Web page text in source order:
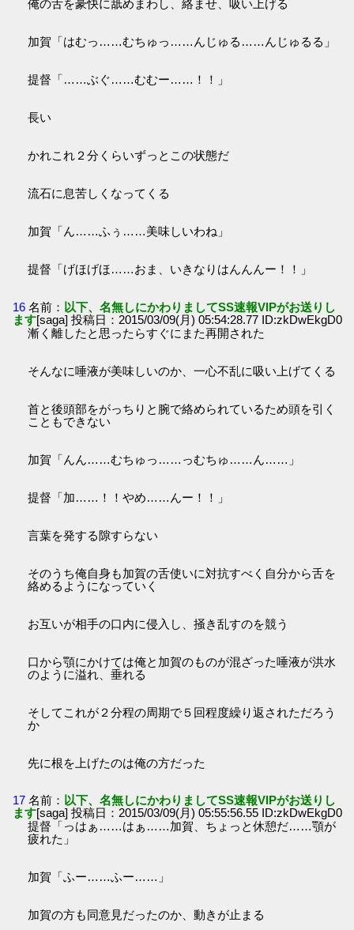
俺の舌を豪快に舐めまわし、絡ませ、吸い上げる
加賀「はむっ……むちゅっ……んじゅる……んじゅるる」
提督「……ぶぐ……むむー……！！」
長い
かれこれ２分くらいずっとこの状態だ
流石に息苦しくなってくる
加賀「ん……ふぅ……美味しいわね」
提督「げほげほ……おま、いきなりはんんんー！！」
16 名前： 以下、名無しにかわりましてSS速報VIPがお送りし
ます[saga] 投稿日：2015/03/09(月) 05:54:28.77 ID:zkDwEkgD0
漸く離したと思ったらすぐにまた再開された
そんなに唾液が美味しいのか、一心不乱に吸い上げてくる
首と後頭部をがっちりと腕で絡められているため頭を引く
こともできない
加賀「んん……むちゅっ……っむちゅ……ん……」
提督「加……！！やめ……んー！！」
言葉を発する隙すらない
そのうち俺自身も加賀の舌使いに対抗すべく自分から舌を
絡めるようになっていく
お互いが相手の口内に侵入し、掻き乱すのを競う
口から顎にかけては俺と加賀のものが混ざった唾液が洪水
のように溢れ、垂れる
そしてこれが２分程の周期で５回程度繰り返されただろう
か
先に根を上げたのは俺の方だった
17 名前： 以下、名無しにかわりましてSS速報VIPがお送りし
ます[saga] 投稿日：2015/03/09(月) 05:55:56.55 ID:zkDwEkgD0
提督「っはぁ……はぁ……加賀、ちょっと休憩だ……顎が
疲れた」
加賀「ふー……ふー……」
加賀の方も同意見だったのか、動きが止まる